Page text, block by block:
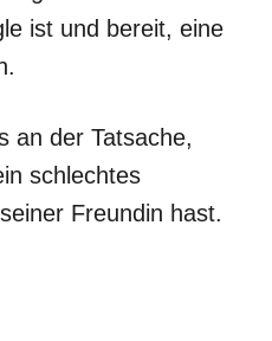
ist und bereit, eine
an der Tatsache,
schlechtes
Freundin hast.